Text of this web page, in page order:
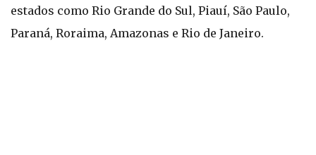
estados como Rio Grande do Sul, Piauí, São Paulo,
Paraná, Roraima, Amazonas e Rio de Janeiro.